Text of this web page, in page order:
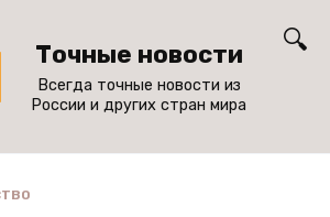
Точные новости
Всегда точные новости из
России и других стран мира